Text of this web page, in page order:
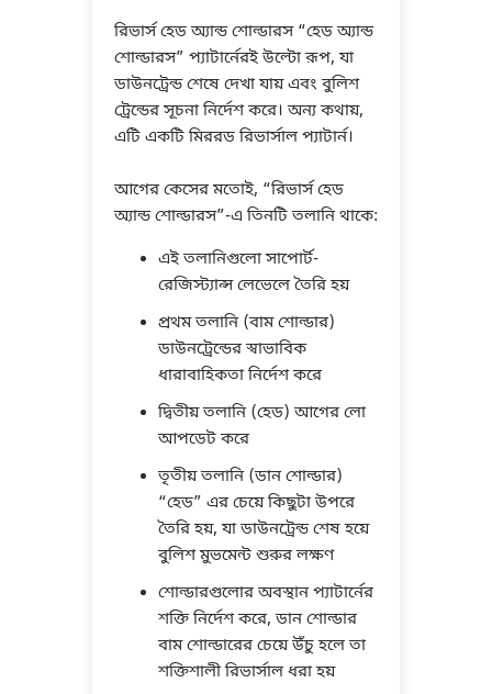
রিভার্স হেড অ্যান্ড শোল্ডারস “হেড অ্যান্ড
শোল্ডারস” প্যাটার্নেরই উল্টো রূপ, যা
ডাউনট্রেন্ড শেষে দেখা যায় এবং বুলিশ
ট্রেন্ডের সূচনা নির্দেশ করে। অন্য কথায়,
এটি একটি মিররড রিভার্সাল প্যাটার্ন।
আগের কেসের মতোই, “রিভার্স হেড
অ্যান্ড শোল্ডারস”-এ তিনটি তলানি থাকে:
এই তলানিগুলো সাপোর্ট-
রেজিস্ট্যান্স লেভেলে তৈরি হয়
প্রথম তলানি (বাম শোল্ডার)
ডাউনট্রেন্ডের স্বাভাবিক
ধারাবাহিকতা নির্দেশ করে
দ্বিতীয় তলানি (হেড) আগের লো
আপডেট করে
তৃতীয় তলানি (ডান শোল্ডার)
“হেড” এর চেয়ে কিছুটা উপরে
তৈরি হয়, যা ডাউনট্রেন্ড শেষ হয়ে
বুলিশ মুভমেন্ট শুরুর লক্ষণ
শোল্ডারগুলোর অবস্থান প্যাটার্নের
শক্তি নির্দেশ করে, ডান শোল্ডার
বাম শোল্ডারের চেয়ে উঁচু হলে তা
শক্তিশালী রিভার্সাল ধরা হয়